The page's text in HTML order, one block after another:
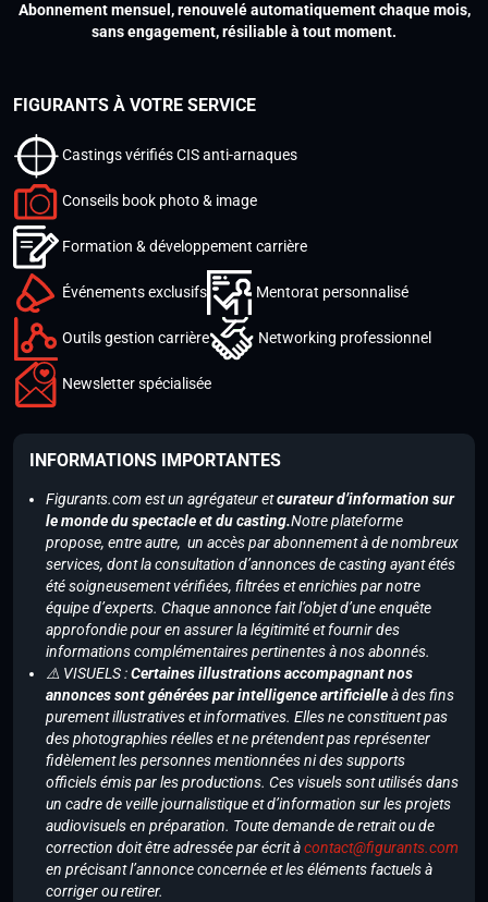
Abonnement mensuel, renouvelé automatiquement chaque mois,
sans engagement, résiliable à tout moment.
FIGURANTS À VOTRE SERVICE
Castings vérifiés CIS anti-arnaques
Conseils book photo & image
Formation & développement carrière
Événements exclusifs Mentorat personnalisé
Outils gestion carrière Networking professionnel
Newsletter spécialisée
INFORMATIONS IMPORTANTES
Figurants.com est un agrégateur etcurateur d’information sur
le monde du spectacle et du casting.Notre plateforme
propose, entre autre, un accès par abonnement à de nombreux
services, dont la consultation d’annonces de casting ayant étés
été soigneusement vérifiées, filtrées et enrichies par notre
équipe d’experts. Chaque annonce fait l’objet d’une enquête
approfondie pour en assurer la légitimité et fournir des
informations complémentaires pertinentes à nos abonnés.
⚠️ VISUELS :Certaines illustrations accompagnant nos
annonces sont générées par intelligence artificielleà des fins
purement illustratives et informatives. Elles ne constituent pas
des photographies réelles et ne prétendent pas représenter
fidèlement les personnes mentionnées ni des supports
officiels émis par les productions. Ces visuels sont utilisés dans
un cadre de veille journalistique et d’information sur les projets
audiovisuels en préparation. Toute demande de retrait ou de
correction doit être adressée par écrit àcontact@figurants.com
en précisant l’annonce concernée et les éléments factuels à
corriger ou retirer.